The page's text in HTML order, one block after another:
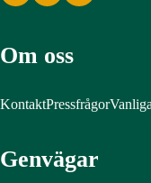
Om oss
KontaktPressfrågor
Genvägar